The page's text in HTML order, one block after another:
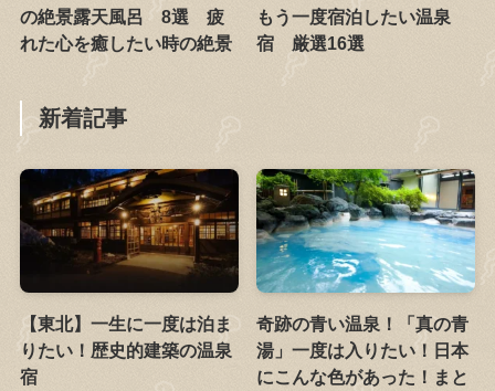
の絶景露天風呂 8選 疲
れた心を癒したい時の絶景
もう一度宿泊したい温泉
宿 厳選16選
新着記事
【東北】一生に一度は泊ま
りたい！歴史的建築の温泉
宿
奇跡の青い温泉！「真の青
湯」一度は入りたい！日本
にこんな色があった！まと